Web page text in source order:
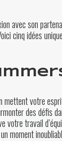
avec son
cinq idées
votre
des défis
votre travail
moment